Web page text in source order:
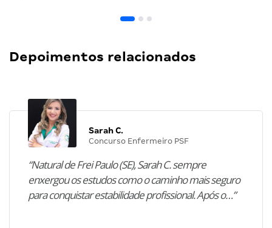
Depoimentos relacionados
Sarah C.
Concurso Enfermeiro PSF
“Natural de Frei Paulo (SE), Sarah C. sempre
enxergou os estudos como o caminho mais seguro
para conquistar estabilidade profissional. Após o…”